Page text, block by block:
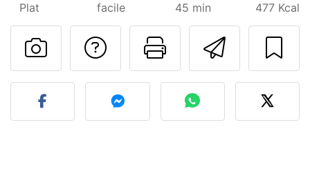
Plat facile 45 min 477 Kcal
Imprimer
Poser une
Publier votre photo de